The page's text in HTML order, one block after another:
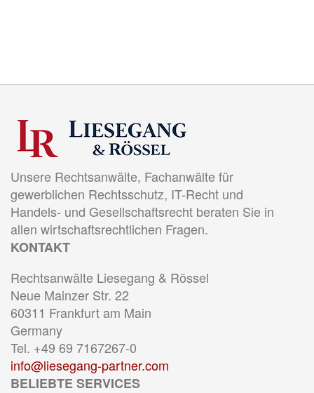
Unsere Rechtsanwälte, Fachanwälte für
gewerblichen Rechtsschutz, IT-Recht und
Handels- und Gesellschaftsrecht beraten Sie in
allen wirtschaftsrechtlichen Fragen.
KONTAKT
Rechtsanwälte Liesegang & Rössel
Neue Mainzer Str. 22
60311 Frankfurt am Main
Germany
Tel. +49 69 7167267-0
info@liesegang-partner.com
BELIEBTE SERVICES